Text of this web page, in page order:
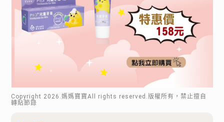
Copyright 2026 .媽媽寶寶All rights reserved.版權所有，禁止擅自
轉貼節錄